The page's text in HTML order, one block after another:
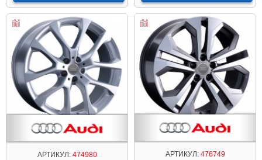
АРТИКУЛ:474980 АРТИКУЛ:476749